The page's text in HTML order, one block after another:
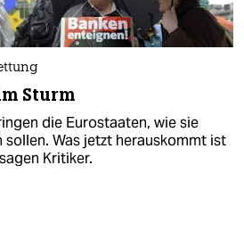
Sturm
die Eurostaaten, wie sie
sollen. Was jetzt herauskommt ist
Kritiker.